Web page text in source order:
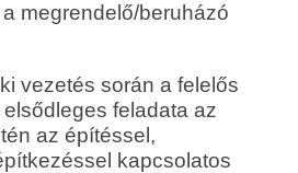
megrendelő/beruházó
vezetés során a felelős
feladata az
az építéssel,
kapcsolatos